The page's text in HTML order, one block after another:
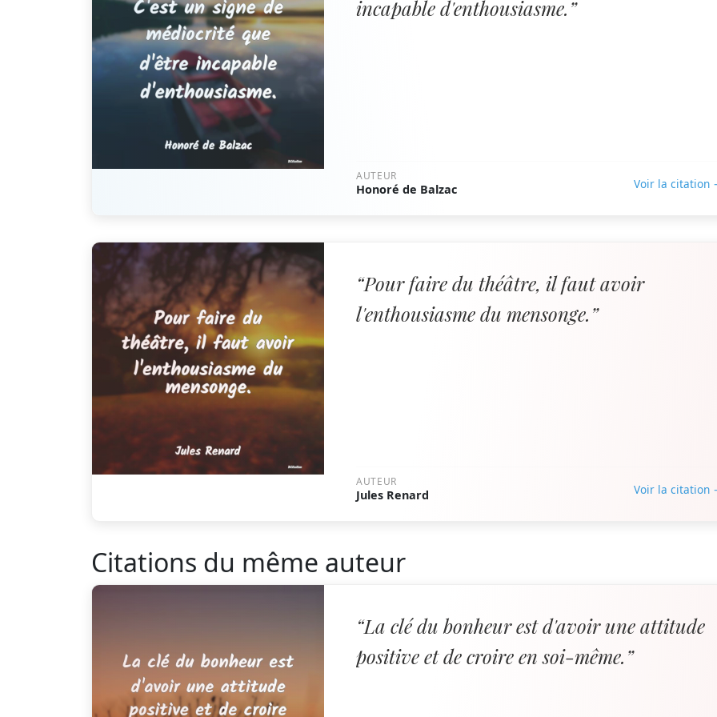
incapable d'enthousiasme.”
AUTEUR
Honoré de Balzac Voir la citation
“Pour faire du théâtre, il faut avoir
l'enthousiasme du mensonge.”
AUTEUR
Jules Renard Voir la citation
Citations du même auteur
“La clé du bonheur est d'avoir une attitude
positive et de croire en soi-même.”